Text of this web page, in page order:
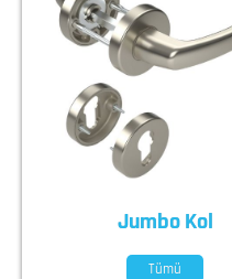
Jumbo Kol
Tümü